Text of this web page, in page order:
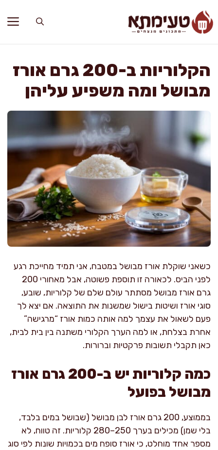
לתוכן
הקלוריות ב-200 גרם אורז
מבושל ומה משפיע עליהן
כשאני שוקלת אורז מבושל במטבח, אני תמיד מחייכת רגע
לפני הביס. לכאורה זו תוספת פשוטה, אבל מאחורי 200
גרם אורז מבושל מסתתר עולם שלם של קלוריות, שובע,
סוגי אורז ושיטות בישול שמשנות את התוצאה. אם יצא לך
פעם לשאול את עצמך למה אותה כמות אורז “מרגישה”
אחרת בצלחת, או למה הערך הקלורי משתנה בין בית לבית,
כאן תקבלי תשובות פרקטיות וברורות.
כמה קלוריות יש ב-200 גרם אורז
מבושל בפועל
בממוצע, 200 גרם אורז לבן מבושל (שבושל במים בלבד,
בלי שמן) מכילים בערך 250–280 קלוריות. זה טווח, לא
מספר אחד מוחלט, כי אורז סופח מים בכמויות שונות לפי סוג